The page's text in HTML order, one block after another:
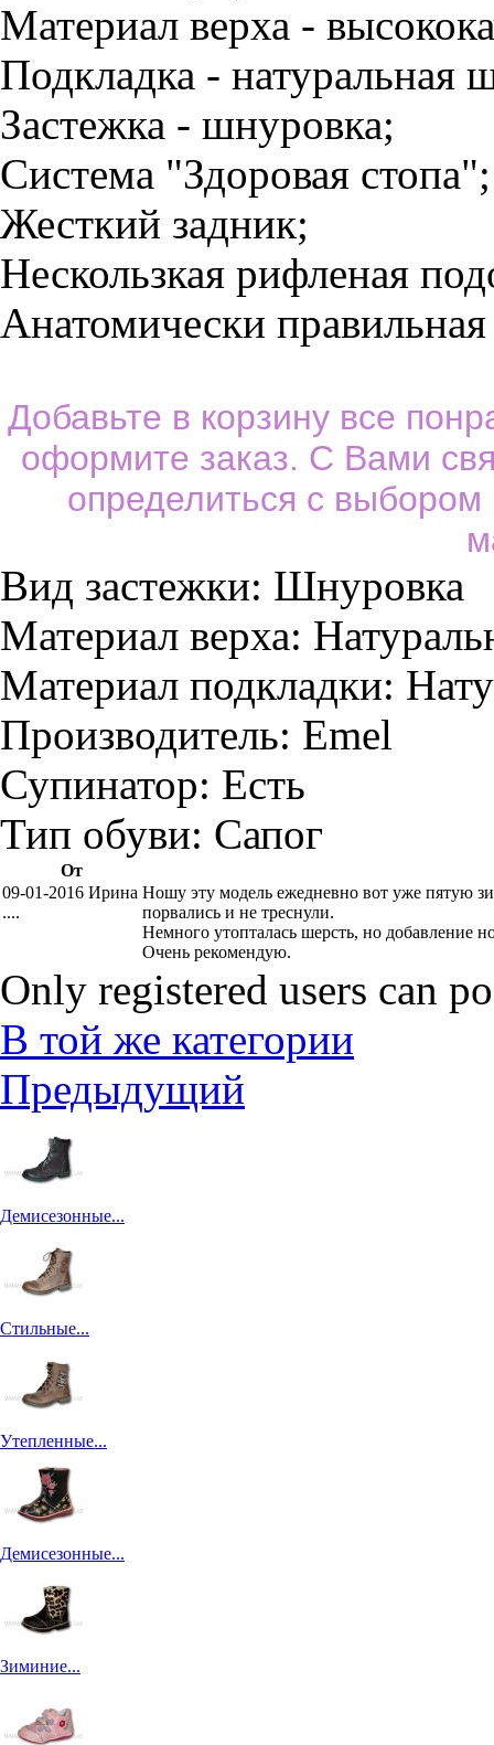
Материал верха -
Подкладка - натуральная
Застежка - шнуровка;
Система "Здоровая стопа";
Жесткий задник;
Нескользкая рифленая
Анатомически
Добавьте в корзину все
оформите заказ. С Вами
определиться с
Вид застежки: Шнуровка
Материал верха:
Материал подкладки:
Производитель: Emel
Супинатор: Есть
Тип обуви: Сапог
От
09-01-2016 Ирина
....
Ношу эту модель ежедневно вот уже пятую
порвались и не треснули.
Немного утопталась шерсть, но добавление
Очень рекомендую.
Only registered users can
В той же категории
Предыдущий
Демисезонные...
Стильные...
Утепленные...
Демисезонные...
Зиминие...